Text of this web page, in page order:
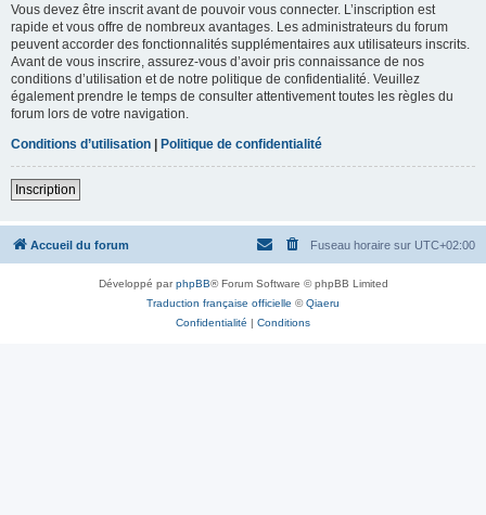
Vous devez être inscrit avant de pouvoir vous connecter. L’inscription est
rapide et vous offre de nombreux avantages. Les administrateurs du forum
peuvent accorder des fonctionnalités supplémentaires aux utilisateurs inscrits.
Avant de vous inscrire, assurez-vous d’avoir pris connaissance de nos
conditions d’utilisation et de notre politique de confidentialité. Veuillez
également prendre le temps de consulter attentivement toutes les règles du
forum lors de votre navigation.
Conditions d’utilisation | Politique de confidentialité
Inscription
Accueil du forum Fuseau horaire sur UTC+02:00
Développé parphpBB® Forum Software © phpBB Limited
Traduction française officielle ©Qiaeru
Confidentialité | Conditions